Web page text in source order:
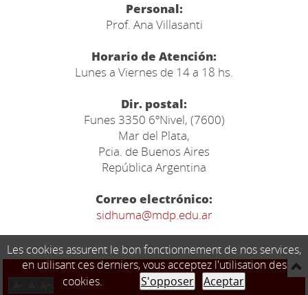
Personal:
Prof. Ana Villasanti
Horario de Atención:
Lunes a Viernes de 14 a 18 hs.
Dir. postal:
Funes 3350 6ºNivel, (7600)
Mar del Plata,
Pcia. de Buenos Aires
República Argentina
Correo electrónico:
sidhuma@mdp.edu.ar
Les cookies assurent le bon fonctionnement de nos services,
en utilisant ces derniers, vous acceptez l'utilisation des
cookies.
S'opposer Aceptar